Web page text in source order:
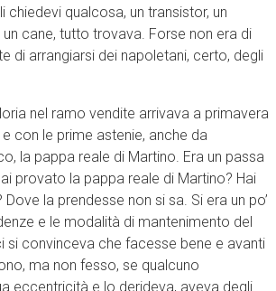
qualcosa, un transistor, un
un cane, tutto trovava. Forse non era di
di arrangiarsi dei napoletani, certo, degli
nel ramo vendite arrivava a primavera
con le prime astenie, anche da
la pappa reale di Martino. Era un passa
provato la pappa reale di Martino? Hai
la prendesse non si sa. Si era un po’
e le modalità di mantenimento del
si convinceva che facesse bene e avanti
ma non fesso, se qualcuno
eccentricità e lo derideva, aveva degli